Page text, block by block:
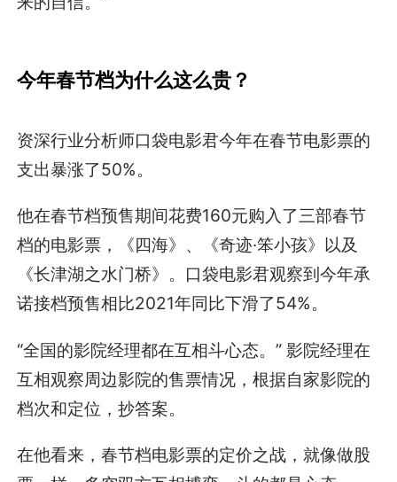
今年春节档为什么这么贵？
资深行业分析师口袋电影君今年在春节电影票的
支出暴涨了50%。
他在春节档预售期间花费160元购入了三部春节
档的电影票，《四海》、《奇迹·笨小孩》以及
《长津湖之水门桥》。口袋电影君观察到今年承
诺接档预售相比2021年同比下滑了54%。
“全国的影院经理都在互相斗心态。” 影院经理在
互相观察周边影院的售票情况，根据自家影院的
档次和定位，抄答案。
在他看来，春节档电影票的定价之战，就像做股